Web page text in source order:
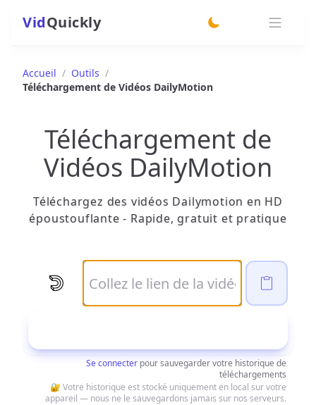
VidQuickly
Accueil / Outils /
Téléchargement de Vidéos DailyMotion
Téléchargement de
Vidéos DailyMotion
Téléchargez des vidéos Dailymotion en HD
époustouflante - Rapide, gratuit et pratique
Se connecter pour sauvegarder votre historique de
téléchargements
🔐 Votre historique est stocké uniquement en local sur votre
appareil — nous ne le sauvegardons jamais sur nos serveurs.